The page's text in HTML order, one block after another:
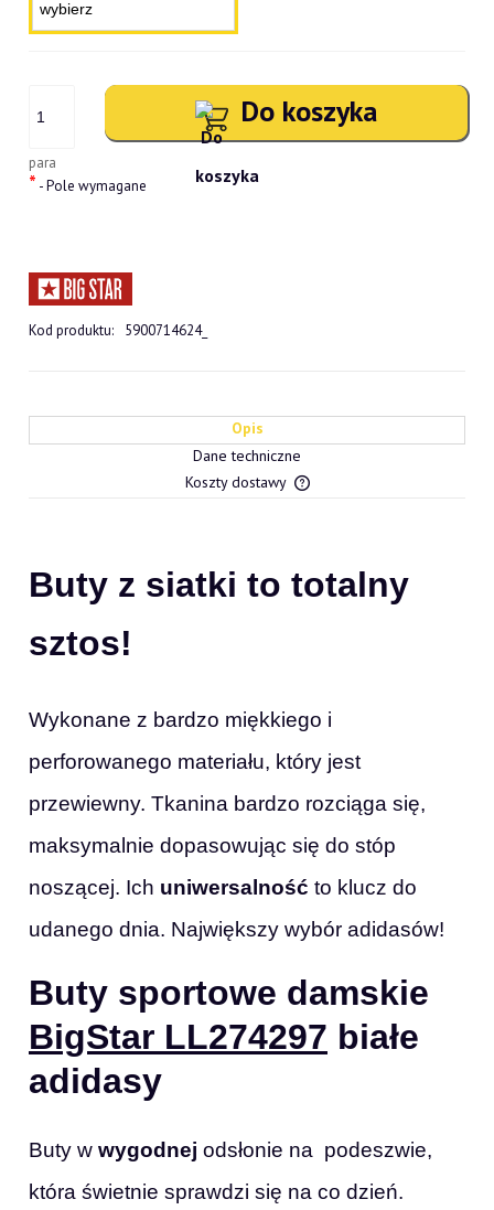
para
Do koszyka
* - Pole wymagane
Kod produktu: 5900714624_
Opis
Dane techniczne
Koszty dostawy
Buty z siatki to totalny
sztos!
Wykonane z bardzo miękkiego i
perforowanego materiału, który jest
przewiewny. Tkanina bardzo rozciąga się,
maksymalnie dopasowując się do stóp
noszącej. Ich uniwersalność to klucz do
udanego dnia. Największy wybór adidasów!
Buty sportowe damskie
BigStar LL274297 białe
adidasy
Buty w wygodnej odsłonie na podeszwie,
która świetnie sprawdzi się na co dzień.